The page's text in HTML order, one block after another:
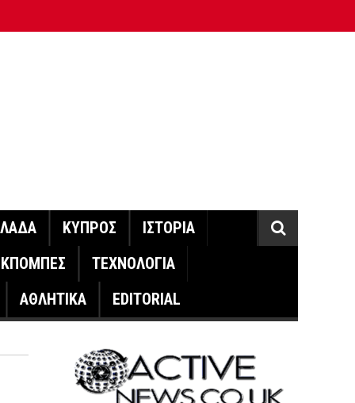
ΚΥΠΡΟΣ
ΙΣΤΟΡΙΑ
ΤΕΧΝΟΛΟΓΙΑ
ΑΘΛΗΤΙΚΑ
EDITORIAL